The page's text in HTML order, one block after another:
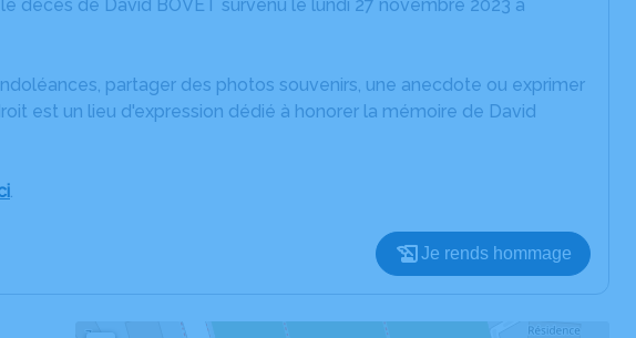
décès de David BOVET survenu le lundi 27 novembre 2023 à
partager des photos souvenirs, une anecdote ou exprimer
est un lieu d'expression dédié à honorer la mémoire de David
.
Je rends hommage